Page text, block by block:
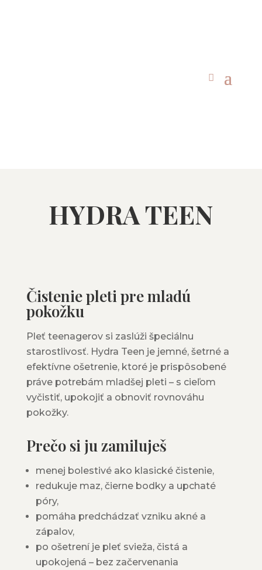
HYDRA TEEN
Čistenie pleti pre mladú
pokožku
Pleť teenagerov si zaslúži špeciálnu
starostlivosť. Hydra Teen je jemné, šetrné a
efektívne ošetrenie, ktoré je prispôsobené
práve potrebám mladšej pleti – s cieľom
vyčistiť, upokojiť a obnoviť rovnováhu
pokožky.
Prečo si ju zamiluješ
menej bolestivé ako klasické čistenie,
redukuje maz, čierne bodky a upchaté
póry,
pomáha predchádzať vzniku akné a
zápalov,
po ošetrení je pleť svieža, čistá a
upokojená – bez začervenania